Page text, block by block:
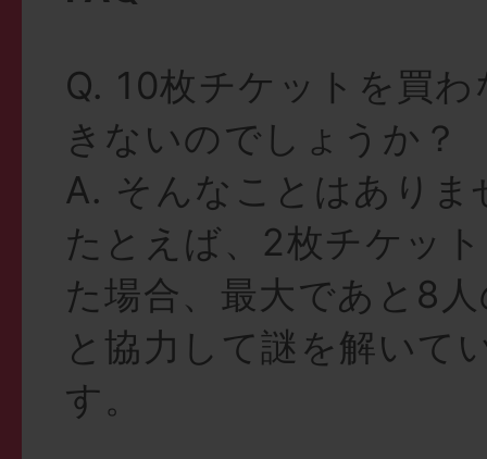
Q. 10枚チケットを買
きないのでしょうか？
A. そんなことはありま
たとえば、2枚チケッ
た場合、最大であと8
と協力して謎を解いて
す。